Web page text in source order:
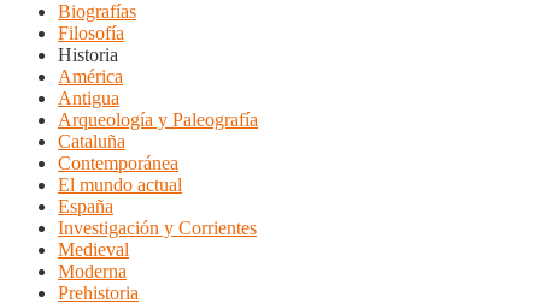
Biografías
Filosofía
Historia
América
Antigua
Arqueología y Paleografía
Cataluña
Contemporánea
El mundo actual
España
Investigación y Corrientes
Medieval
Moderna
Prehistoria